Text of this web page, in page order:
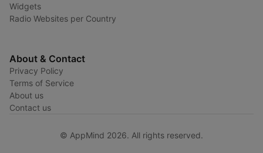
Widgets
Radio Websites per Country
About & Contact
Privacy Policy
Terms of Service
About us
Contact us
© AppMind 2026. All rights reserved.